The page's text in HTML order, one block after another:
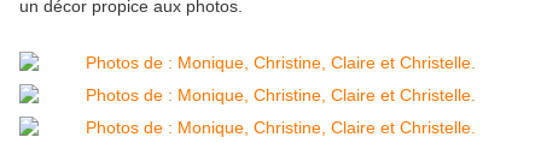
un décor propice aux photos.